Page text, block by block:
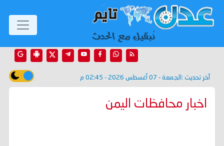
آخر تحديث : الجمعة - 07 أغسطس 2026 - 02:45 م
اخبار محافظات اليمن